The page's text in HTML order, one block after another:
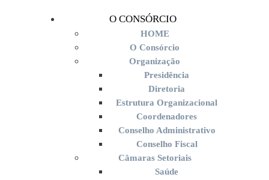
O CONSÓRCIO
HOME
O Consórcio
Organização
Presidência
Diretoria
Estrutura Organizacional
Coordenadores
Conselho Administrativo
Conselho Fiscal
Câmaras Setoriais
Saúde